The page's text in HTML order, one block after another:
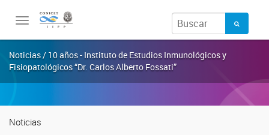
Toggle
Noticias / 10 años - Instituto de Estudios Inmunológicos y
Fisiopatológicos “Dr. Carlos Alberto Fossati”
Noticias